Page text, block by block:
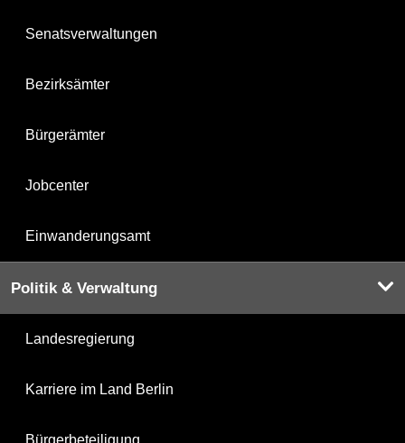
Senatsverwaltungen
Bezirksämter
Bürgerämter
Jobcenter
Einwanderungsamt
Politik & Verwaltung
Landesregierung
Karriere im Land Berlin